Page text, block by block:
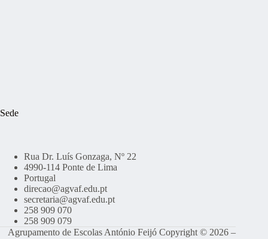
Sede
Rua Dr. Luís Gonzaga, Nº 22
4990-114 Ponte de Lima
Portugal
direcao@agvaf.edu.pt
secretaria@agvaf.edu.pt
258 909 070
258 909 079
Agrupamento de Escolas António Feijó Copyright © 2026 –